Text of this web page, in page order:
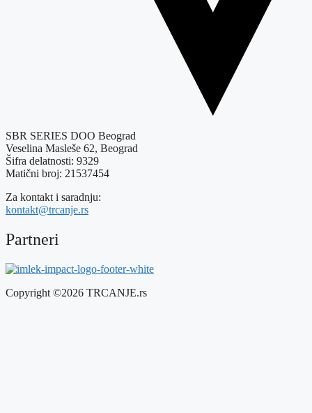
SBR SERIES DOO Beograd
Veselina Masleše 62, Beograd
Šifra delatnosti: 9329
Matični broj: 21537454
Za kontakt i saradnju:
kontakt@trcanje.rs
Partneri
Copyright ©2026 TRCANJE.rs